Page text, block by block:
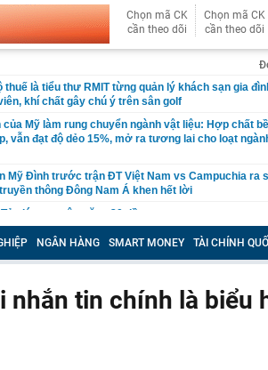
Chọn mã CK
cần theo dõi
Chọn mã CK
cần theo dõi
thuế là tiểu thư RMIT từng quản lý khách sạn gia
khí chất gây chú ý trên sân golf
của Mỹ làm rung chuyển ngành vật liệu: Hợp chất
vẫn đạt độ dẻo 15%, mở ra tương lai cho loạt
Mỹ Đình trước trận ĐT Việt Nam vs Campuchia ra
thông Đông Nam Á khen hết lời
giá trung tâm tăng 30 đồng
có cao tốc 60km kết nối tới nước láng giềng: Liên
thầu hơn 5.000 tỷ đồng
có thêm 8000 con bò
NGÂN HÀNG SMART MONEY TÀI CHÍNH
nhắn tin chính là biểu